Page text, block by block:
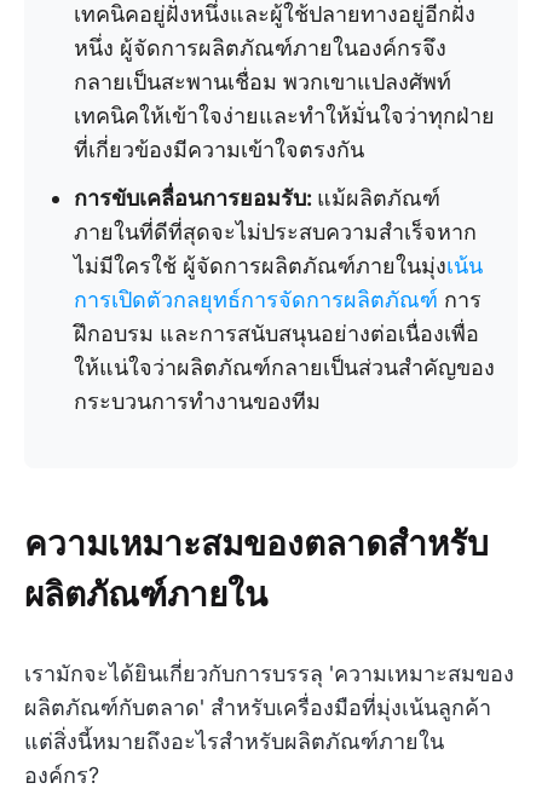
เทคนิคอยู่ฝั่งหนึ่งและผู้ใช้ปลายทางอยู่อีกฝั่ง
หนึ่ง ผู้จัดการผลิตภัณฑ์ภายในองค์กรจึง
กลายเป็นสะพานเชื่อม พวกเขาแปลงศัพท์
เทคนิคให้เข้าใจง่ายและทำให้มั่นใจว่าทุกฝ่าย
ที่เกี่ยวข้องมีความเข้าใจตรงกัน
การขับเคลื่อนการยอมรับ: แม้ผลิตภัณฑ์
ภายในที่ดีที่สุดจะไม่ประสบความสำเร็จหาก
ไม่มีใครใช้ ผู้จัดการผลิตภัณฑ์ภายในมุ่งเน้น
การเปิดตัวกลยุทธ์การจัดการผลิตภัณฑ์ การ
ฝึกอบรม และการสนับสนุนอย่างต่อเนื่องเพื่อ
ให้แน่ใจว่าผลิตภัณฑ์กลายเป็นส่วนสำคัญของ
กระบวนการทำงานของทีม
ความเหมาะสมของตลาดสำหรับ
ผลิตภัณฑ์ภายใน
เรามักจะได้ยินเกี่ยวกับการบรรลุ 'ความเหมาะสมของ
ผลิตภัณฑ์กับตลาด' สำหรับเครื่องมือที่มุ่งเน้นลูกค้า
แต่สิ่งนี้หมายถึงอะไรสำหรับผลิตภัณฑ์ภายใน
องค์กร?